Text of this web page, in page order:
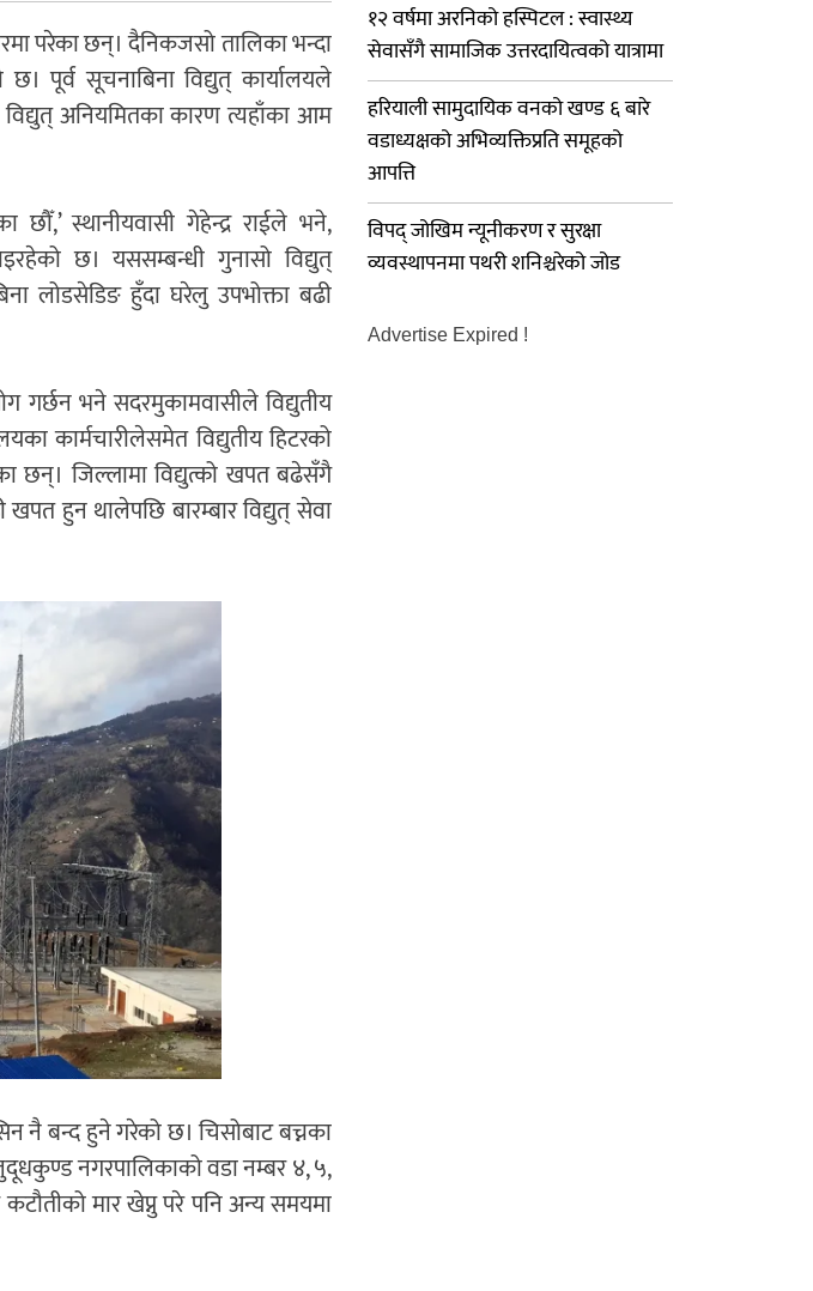
परेका छन्। दैनिकजसो तालिका भन्दा
पूर्व सूचनाबिना विद्युत् कार्यालयले
अनियमितका कारण त्यहाँका आम
छौँ,’ स्थानीयवासी गेहेन्द्र राईले भने,
छ। यससम्बन्धी गुनासो विद्युत्
लोडसेडिङ हुँदा घरेलु उपभोक्ता बढी
गर्छन भने सदरमुकामवासीले विद्युतीय
कार्मचारीलेसमेत विद्युतीय हिटरको
छन्। जिल्लामा विद्युत्को खपत बढेसँगै
हुन थालेपछि बारम्बार विद्युत् सेवा
नै बन्द हुने गरेको छ। चिसोबाट बच्नका
नगरपालिकाको वडा नम्बर ४, ५,
मार खेप्नु परे पनि अन्य समयमा
१२ वर्षमा अरनिको हस्पिटल : स्वास्थ्य
सेवासँगै सामाजिक उत्तरदायित्वको यात्रामा
हरियाली सामुदायिक वनको खण्ड ६ बारे
वडाध्यक्षको अभिव्यक्तिप्रति समूहको
आपत्ति
विपद् जोखिम न्यूनीकरण र सुरक्षा
व्यवस्थापनमा पथरी शनिश्चरेको जोड
Advertise Expired !